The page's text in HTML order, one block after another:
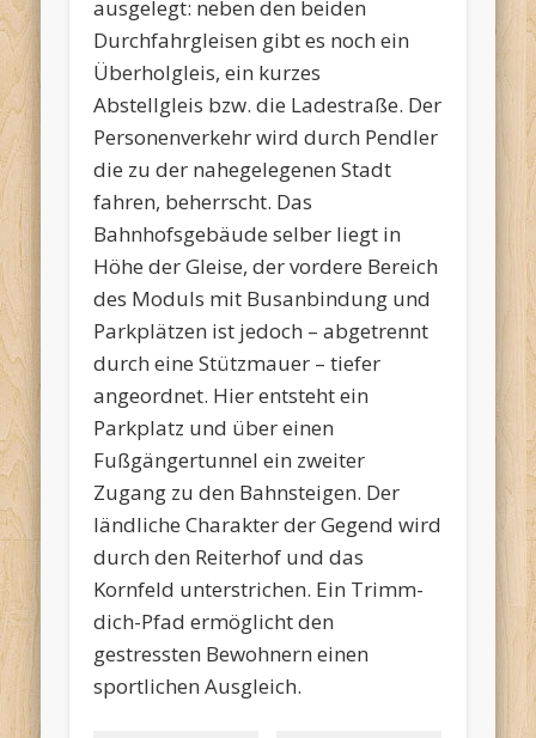
ausgelegt: neben den beiden
Durchfahrgleisen gibt es noch ein
Überholgleis, ein kurzes
Abstellgleis bzw. die Ladestraße. Der
Personenverkehr wird durch Pendler
die zu der nahegelegenen Stadt
fahren, beherrscht. Das
Bahnhofsgebäude selber liegt in
Höhe der Gleise, der vordere Bereich
des Moduls mit Busanbindung und
Parkplätzen ist jedoch – abgetrennt
durch eine Stützmauer – tiefer
angeordnet. Hier entsteht ein
Parkplatz und über einen
Fußgängertunnel ein zweiter
Zugang zu den Bahnsteigen. Der
ländliche Charakter der Gegend wird
durch den Reiterhof und das
Kornfeld unterstrichen. Ein Trimm-
dich-Pfad ermöglicht den
gestressten Bewohnern einen
sportlichen Ausgleich.